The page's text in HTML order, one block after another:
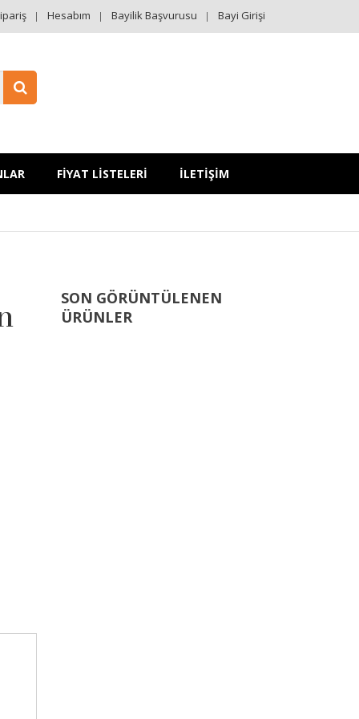
Hesabım Bayilik Başvurusu Bayi Girişi
FİYAT LİSTELERİ İLETİŞİM
SON GÖRÜNTÜLENEN
ÜRÜNLER